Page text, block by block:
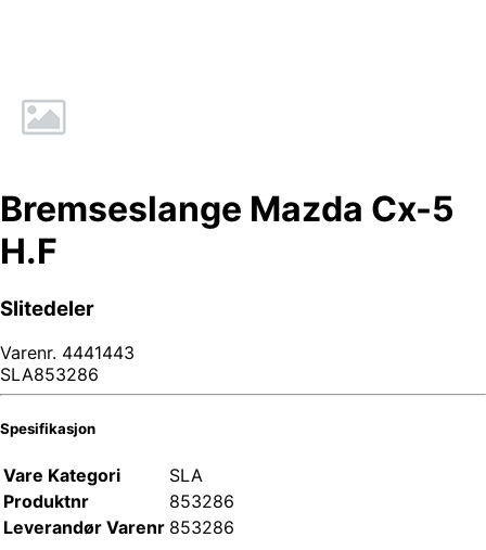
Bremseslange Mazda Cx-5
H.F
Slitedeler
Varenr. 4441443
SLA853286
Spesifikasjon
Vare Kategori
SLA
Produktnr
853286
Leverandør Varenr 853286